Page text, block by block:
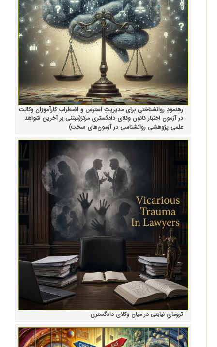
رهنمودِ روانشناختی برای مدیریتِ استرس و اضطراب کارآموزان وکالت
در آزمون اختبار کانون وکلای دادگستری مرکز(مبتنی بر آخرین شواهد
علمی پژوهشی روانشناسی در آزمون‌های سخت)
ترومایِ نیابتی در میان وکلای دادگستری